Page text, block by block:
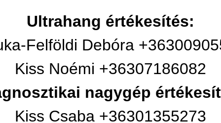
Ultrahang értékesítés:
Felföldi Debóra
Kiss Noémi +36307186082
nagygép
Kiss Csaba +36301355273